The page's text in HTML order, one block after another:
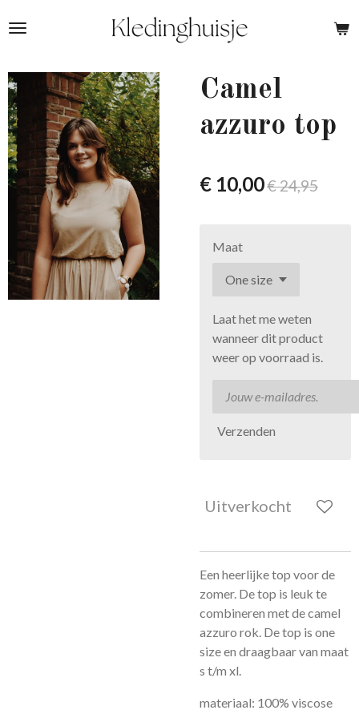
direct
de
hoofdinhoud
Camel
azzuro top
€ 10,00€ 24,95
Maat
Laat het me weten
wanneer dit product
weer op voorraad is.
Verzenden
Uitverkocht
Een heerlijke top voor de
zomer. De top is leuk te
combineren met de camel
azzuro rok. De top is one
size en draagbaar van maat
s t/m xl.
materiaal: 100% viscose